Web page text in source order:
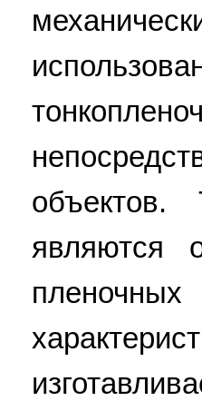
объектов.
являются